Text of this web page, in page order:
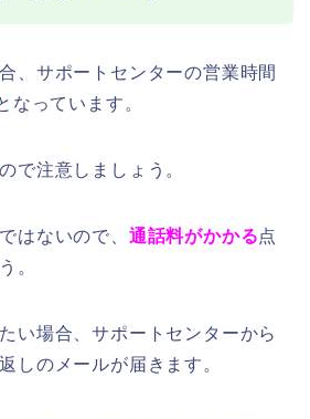
、サポートセンターの営業時間
なっています。
ので注意しましょう。
はないので、 通話料がかかる点
。
い場合、サポートセンターから
しのメールが届きます。